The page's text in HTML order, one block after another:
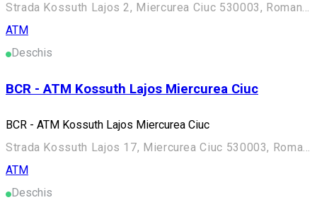
Strada Kossuth Lajos 2, Miercurea Ciuc 530003, Romania
ATM
Deschis
BCR - ATM Kossuth Lajos Miercurea Ciuc
BCR - ATM Kossuth Lajos Miercurea Ciuc
ATM
Deschis